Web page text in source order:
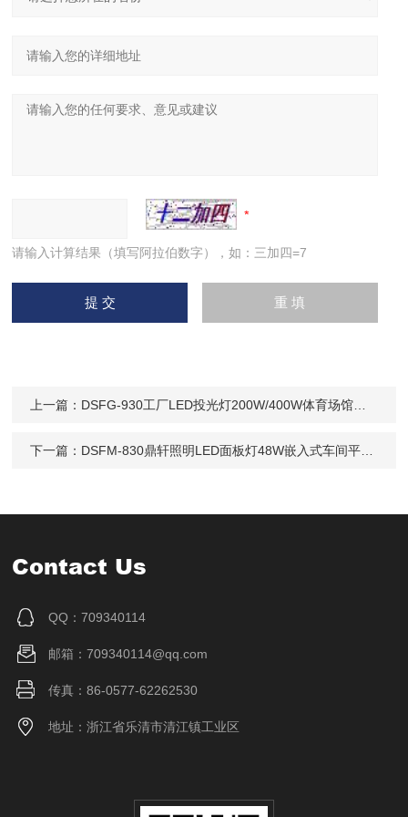
请输入计算结果（填写阿拉伯数字），如：三加四=7
上一篇： DSFG-930工厂LED投光灯200W/400W体育场馆高顶灯IP65
下一篇： DSFM-830鼎轩照明LED面板灯48W嵌入式车间平板灯防腐
Contact Us
QQ：709340114
邮箱：709340114@qq.com
传真：86-0577-62262530
地址：浙江省乐清市清江镇工业区